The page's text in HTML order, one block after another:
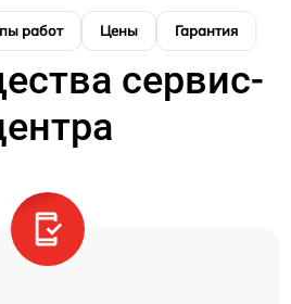
работ Цены Гарантия
сервис-